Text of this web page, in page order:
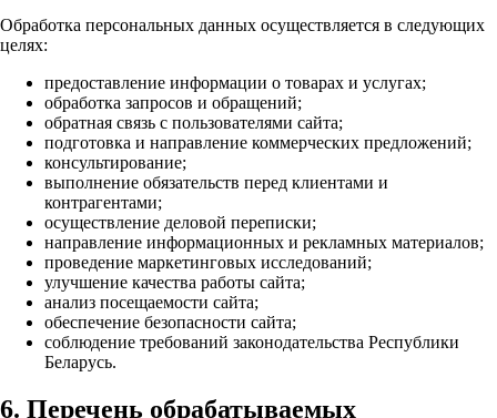
Обработка персональных данных осуществляется в следующих
целях:
предоставление информации о товарах и услугах;
обработка запросов и обращений;
обратная связь с пользователями сайта;
подготовка и направление коммерческих предложений;
консультирование;
выполнение обязательств перед клиентами и
контрагентами;
осуществление деловой переписки;
направление информационных и рекламных материалов;
проведение маркетинговых исследований;
улучшение качества работы сайта;
анализ посещаемости сайта;
обеспечение безопасности сайта;
соблюдение требований законодательства Республики
Беларусь.
6. Перечень обрабатываемых